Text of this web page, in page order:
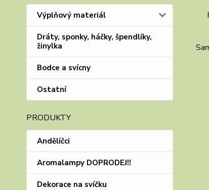
Výplňový materiál
Dráty, sponky, háčky, špendlíky,
žinylka
Bodce a svícny
Ostatní
PRODUKTY
Andělíčci
Aromalampy DOPRODEJ!!
Dekorace na svíčku